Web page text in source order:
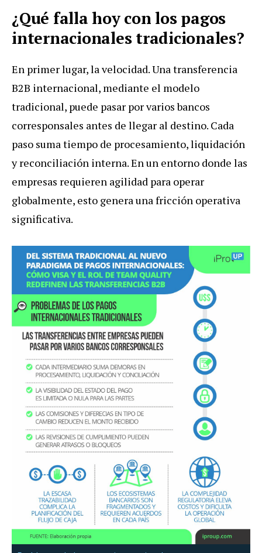
¿Qué falla hoy con los pagos
internacionales tradicionales?
En primer lugar, la velocidad. Una transferencia
B2B internacional, mediante el modelo
tradicional, puede pasar por varios bancos
corresponsales antes de llegar al destino. Cada
paso suma tiempo de procesamiento, liquidación
y reconciliación interna. En un entorno donde las
empresas requieren agilidad para operar
globalmente, esto genera una fricción operativa
significativa.